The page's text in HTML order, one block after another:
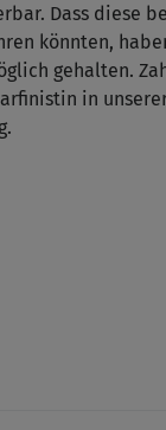
Dass diese
könnten,
ge­halten.
in